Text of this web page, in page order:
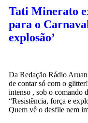
Tati Minerato
para o
explosão’
Da Redação Rádio
de contar só com o
intenso , sob o comando
“Resistência, força e
Quem vê o desfile nem